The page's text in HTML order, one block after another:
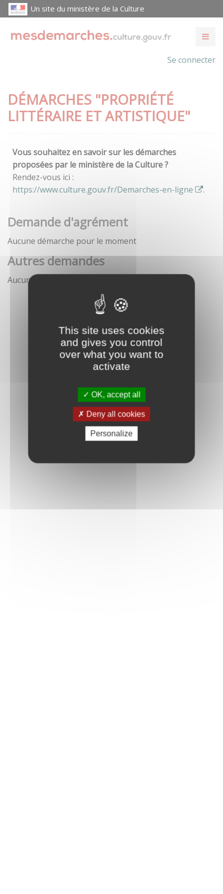
This site uses cookies
and gives you control
over what you want to
activate
OK, accept all
Deny all cookies
Personalize
Un site du ministère de la Culture
Se connecter
DÉMARCHES "PROPRIÉTÉ
LITTÉRAIRE ET ARTISTIQUE"
Vous souhaitez en savoir sur les démarches
proposées par le ministère de la Culture ?
Rendez-vous ici :
https://www.culture.gouv.fr/Demarches-en-ligne
.
Demande d'agrément
Aucune démarche pour le moment
Autres demandes
Aucune démarche pour le moment